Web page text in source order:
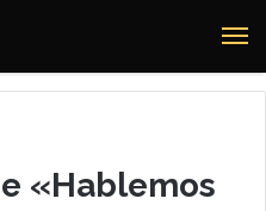
«Hablemos